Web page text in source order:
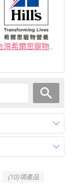
台灣希爾思寵物營養品有限公司
(10)項產品